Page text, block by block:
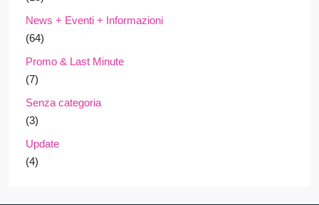
News + Eventi + Informazioni
(64)
Promo & Last Minute
(7)
Senza categoria
(3)
Update
(4)